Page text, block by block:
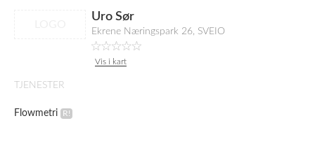
Uro Sør
Ekrene Næringspark 26, SVEIO
Vis i kart
TJENESTER
Flowmetri